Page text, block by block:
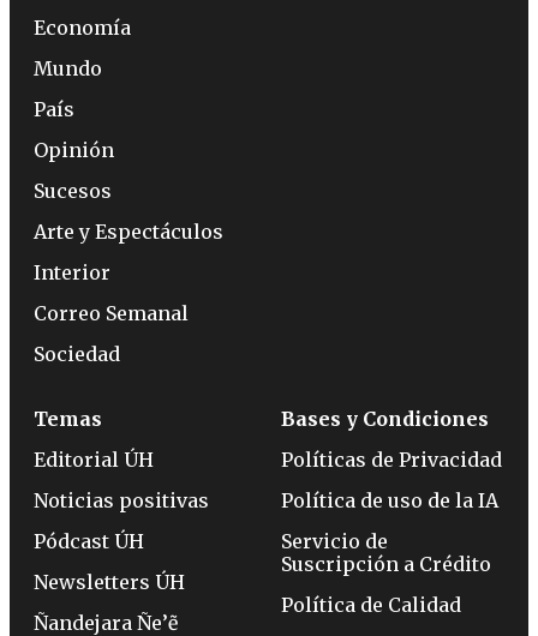
Economía
Mundo
País
Opinión
Sucesos
Arte y Espectáculos
Interior
Correo Semanal
Sociedad
Temas
Editorial ÚH
Noticias positivas
Pódcast ÚH
Newsletters ÚH
Ñandejara Ñe’ẽ
Bases y Condiciones
Políticas de Privacidad
Política de uso de la IA
Servicio de
Suscripción a Crédito
Política de Calidad